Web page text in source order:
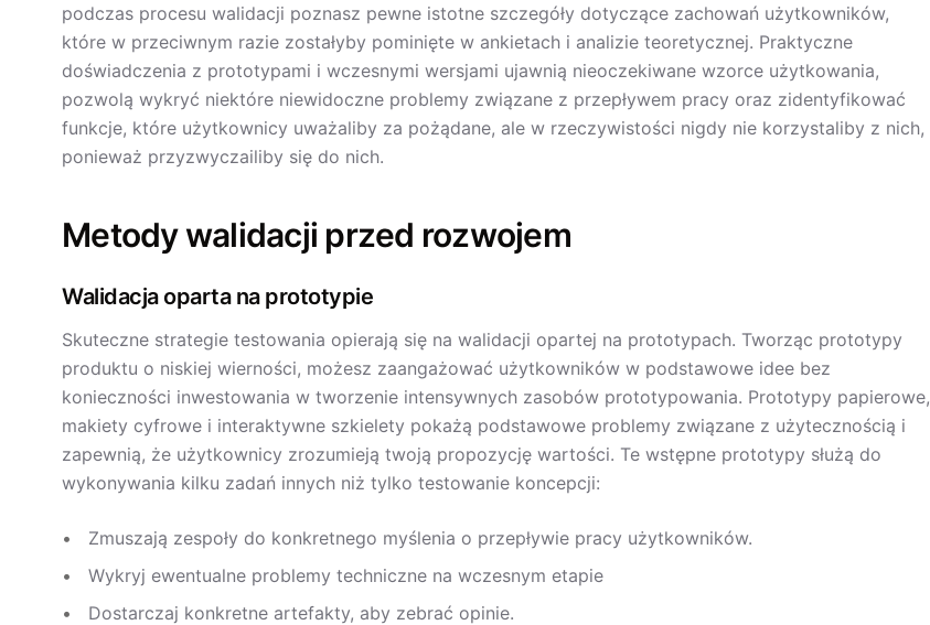
podczas procesu walidacji poznasz pewne istotne szczegóły dotyczące zachowań użytkowników,
które w przeciwnym razie zostałyby pominięte w ankietach i analizie teoretycznej. Praktyczne
doświadczenia z prototypami i wczesnymi wersjami ujawnią nieoczekiwane wzorce użytkowania,
pozwolą wykryć niektóre niewidoczne problemy związane z przepływem pracy oraz zidentyfikować
funkcje, które użytkownicy uważaliby za pożądane, ale w rzeczywistości nigdy nie korzystaliby z nich,
ponieważ przyzwyczailiby się do nich.
Metody walidacji przed rozwojem
Walidacja oparta na prototypie
Skuteczne strategie testowania opierają się na walidacji opartej na prototypach. Tworząc prototypy
produktu o niskiej wierności, możesz zaangażować użytkowników w podstawowe idee bez
konieczności inwestowania w tworzenie intensywnych zasobów prototypowania. Prototypy papierowe,
makiety cyfrowe i interaktywne szkielety pokażą podstawowe problemy związane z użytecznością i
zapewnią, że użytkownicy zrozumieją twoją propozycję wartości. Te wstępne prototypy służą do
wykonywania kilku zadań innych niż tylko testowanie koncepcji:
Zmuszają zespoły do konkretnego myślenia o przepływie pracy użytkowników.
Wykryj ewentualne problemy techniczne na wczesnym etapie
Dostarczaj konkretne artefakty, aby zebrać opinie.